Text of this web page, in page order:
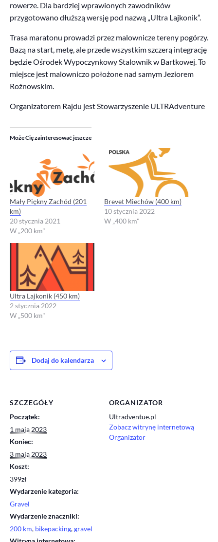
rowerze. Dla bardziej wprawionych zawodników
przygotowano dłuższą wersję pod nazwą „Ultra Lajkonik”.
Trasa maratonu prowadzi przez malownicze tereny pogórzy.
Bazą na start, metę, ale przede wszystkim szczerą integrację
będzie Ośrodek Wypoczynkowy Stalownik w Bartkowej. To
miejsce jest malowniczo położone nad samym Jeziorem
Rożnowskim.
Organizatorem Rajdu jest Stowarzyszenie ULTRAdventure
Może Cię zainteresować jeszcze
Mały Piękny Zachód (201
km)
20 stycznia 2021
W „200 km"
Brevet Miechów (400 km)
10 stycznia 2022
W „400 km"
Ultra Lajkonik (450 km)
2 stycznia 2022
W „500 km"
Dodaj do kalendarza
SZCZEGÓŁY
Początek:
1 maja 2023
Koniec:
3 maja 2023
Koszt:
399zł
Wydarzenie kategoria:
Gravel
Wydarzenie znaczniki:
200 km, bikepacking,gravel
ORGANIZATOR
Ultradventue.pl
Zobacz witrynę internetową
Organizator